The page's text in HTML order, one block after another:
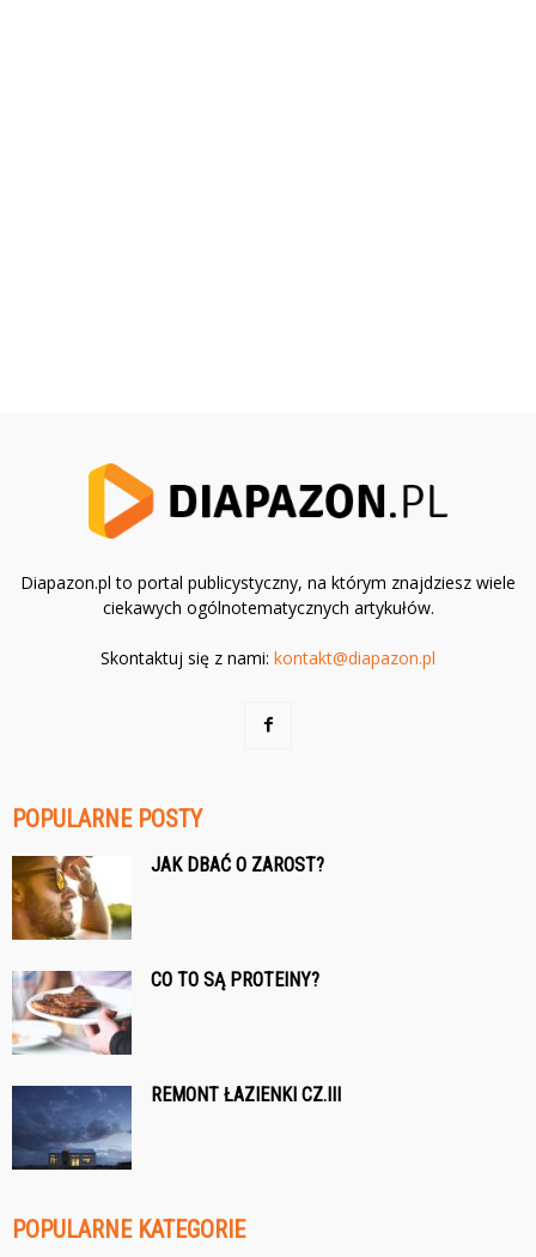
Diapazon.pl to portal publicystyczny, na którym znajdziesz wiele
ciekawych ogólnotematycznych artykułów.
Skontaktuj się z nami: kontakt@diapazon.pl
POPULARNE POSTY
JAK DBAĆ O ZAROST?
CO TO SĄ PROTEINY?
REMONT ŁAZIENKI CZ.III
POPULARNE KATEGORIE